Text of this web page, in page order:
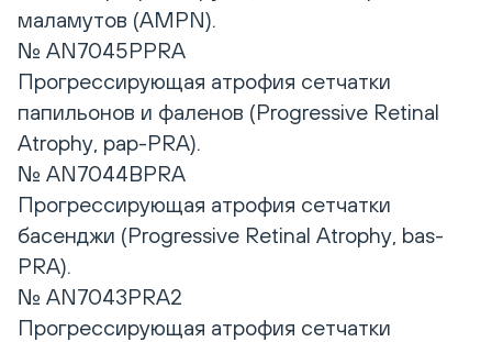
маламутов (AMPN).
№ AN7045PPRA
Прогрессирующая атрофия сетчатки
папильонов и фаленов (Progressive Retinal
Atrophy, pap-PRA).
№ AN7044BPRA
Прогрессирующая атрофия сетчатки
басенджи (Progressive Retinal Atrophy, bas-
PRA).
№ AN7043PRA2
Прогрессирующая атрофия сетчатки